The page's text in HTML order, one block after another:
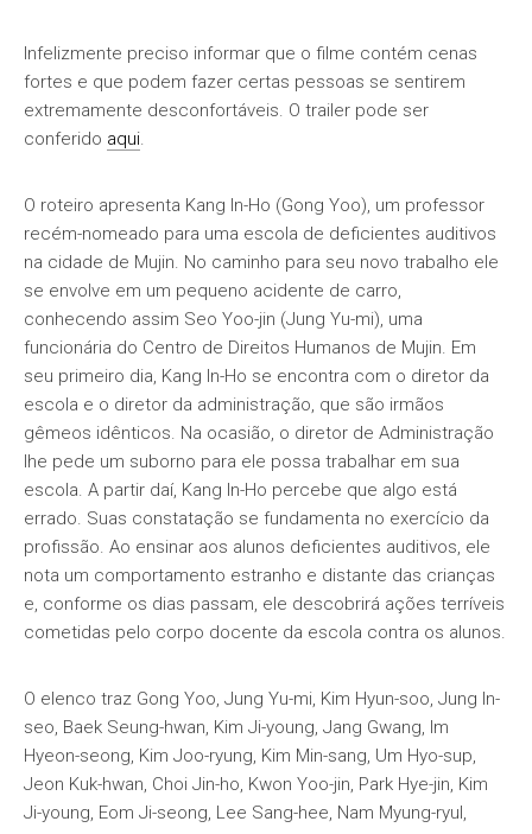
Infelizmente preciso informar que o filme contém cenas
fortes e que podem fazer certas pessoas se sentirem
extremamente desconfortáveis. O trailer pode ser
conferido aqui.
O roteiro apresenta Kang In-Ho (Gong Yoo), um professor
recém-nomeado para uma escola de deficientes auditivos
na cidade de Mujin. No caminho para seu novo trabalho ele
se envolve em um pequeno acidente de carro,
conhecendo assim Seo Yoo-jin (Jung Yu-mi), uma
funcionária do Centro de Direitos Humanos de Mujin. Em
seu primeiro dia, Kang In-Ho se encontra com o diretor da
escola e o diretor da administração, que são irmãos
gêmeos idênticos. Na ocasião, o diretor de Administração
lhe pede um suborno para ele possa trabalhar em sua
escola. A partir daí, Kang In-Ho percebe que algo está
errado. Suas constatação se fundamenta no exercício da
profissão. Ao ensinar aos alunos deficientes auditivos, ele
nota um comportamento estranho e distante das crianças
e, conforme os dias passam, ele descobrirá ações terríveis
cometidas pelo corpo docente da escola contra os alunos.
O elenco traz Gong Yoo, Jung Yu-mi, Kim Hyun-soo, Jung In-
seo, Baek Seung-hwan, Kim Ji-young, Jang Gwang, Im
Hyeon-seong, Kim Joo-ryung, Kim Min-sang, Um Hyo-sup,
Jeon Kuk-hwan, Choi Jin-ho, Kwon Yoo-jin, Park Hye-jin, Kim
Ji-young, Eom Ji-seong, Lee Sang-hee, Nam Myung-ryul,